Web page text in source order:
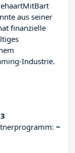
aus seiner
finanzielle
Industrie.
~